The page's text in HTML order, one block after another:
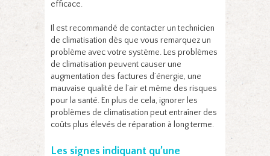
efficace.
Il est recommandé de contacter un technicien
de climatisation dès que vous remarquez un
problème avec votre système. Les problèmes
de climatisation peuvent causer une
augmentation des factures d’énergie, une
mauvaise qualité de l’air et même des risques
pour la santé. En plus de cela, ignorer les
problèmes de climatisation peut entraîner des
coûts plus élevés de réparation à long terme.
Les signes indiquant qu’une